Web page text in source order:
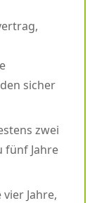
sicher
zwei
fünf Jahre
Jahre,